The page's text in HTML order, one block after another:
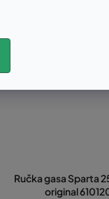
Ručka gasa Sparta
original